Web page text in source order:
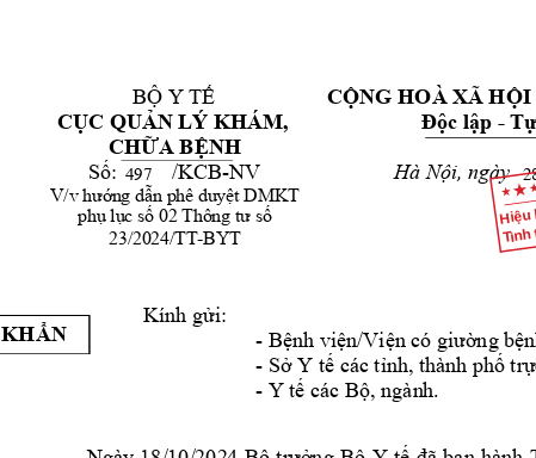
BỘ Y TẾ
CỤC QUẢN LÝ KHÁM,
CHỮA BỆNH
Số: /KCB-NV
V/v hướng dẫn phê duyệt DMKT
phụ lục số 02 Thông tư số
23/2024/TT-BYT
CỘNG HOÀ XÃ HỘI
Độc lập - T
Hà Nội, ngày
Kính gửi:
- Bệnh viện/Viện có giường bện
- Sở Y tế các tỉnh, thành phố
- Y tế các Bộ, ngành.
KHẨN
497